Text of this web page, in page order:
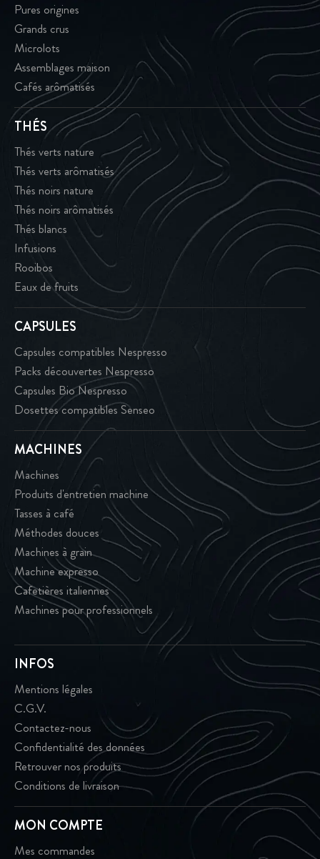
Pures origines
Grands crus
Microlots
Assemblages maison
Cafés arômatisés
THÉS
Thés verts nature
Thés verts arômatisés
Thés noirs nature
Thés noirs arômatisés
Thés blancs
Infusions
Rooibos
Eaux de fruits
CAPSULES
Capsules compatibles Nespresso
Packs découvertes Nespresso
Capsules Bio Nespresso
Dosettes compatibles Senseo
MACHINES
Machines
Produits d'entretien machine
Tasses à café
Méthodes douces
Machines à grain
Machine expresso
Cafetières italiennes
Machines pour professionnels
INFOS
Mentions légales
C.G.V.
Contactez-nous
Confidentialité des données
Retrouver nos produits
Conditions de livraison
MON COMPTE
Mes commandes